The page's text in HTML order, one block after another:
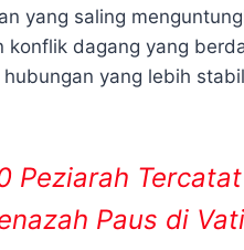
yang saling
dagang yang
yang lebih
Peziarah
Paus di